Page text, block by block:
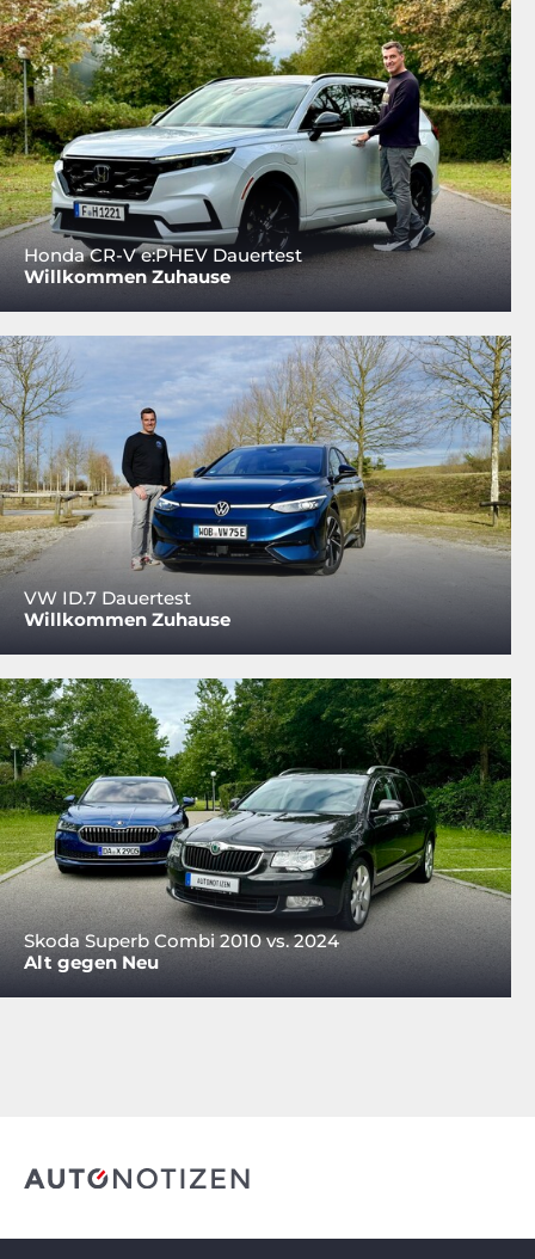
Honda CR-V e:PHEV Dauertest
Willkommen Zuhause
VW ID.7 Dauertest
Willkommen Zuhause
Skoda Superb Combi 2010 vs. 2024
Alt gegen Neu